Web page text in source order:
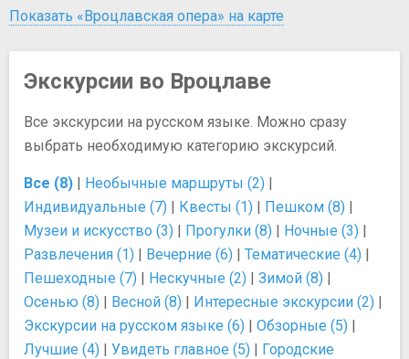
Показать «Вроцлавская опера» на карте
Экскурсии во Вроцлаве
Все экскурсии на русском языке. Можно сразу
выбрать необходимую категорию экскурсий.
Все (8) | Необычные маршруты (2) |
Индивидуальные (7) | Квесты (1) | Пешком (8) |
Музеи и искусство (3) | Прогулки (8) | Ночные (3) |
Развлечения (1) | Вечерние (6) | Тематические (4) |
Пешеходные (7) | Нескучные (2) | Зимой (8) |
Осенью (8) | Весной (8) | Интересные экскурсии (2) |
Экскурсии на русском языке (6) | Обзорные (5) |
Лучшие (4) | Увидеть главное (5) | Городские